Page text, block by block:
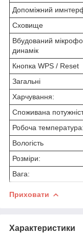
Допоміжний
Сховище
Вбудований
динамік
Кнопка WPS / Reset
Загальні
Харчування:
Споживана
Робоча температура:
Вологість
Розміри:
Вага:
Приховати
Характеристики